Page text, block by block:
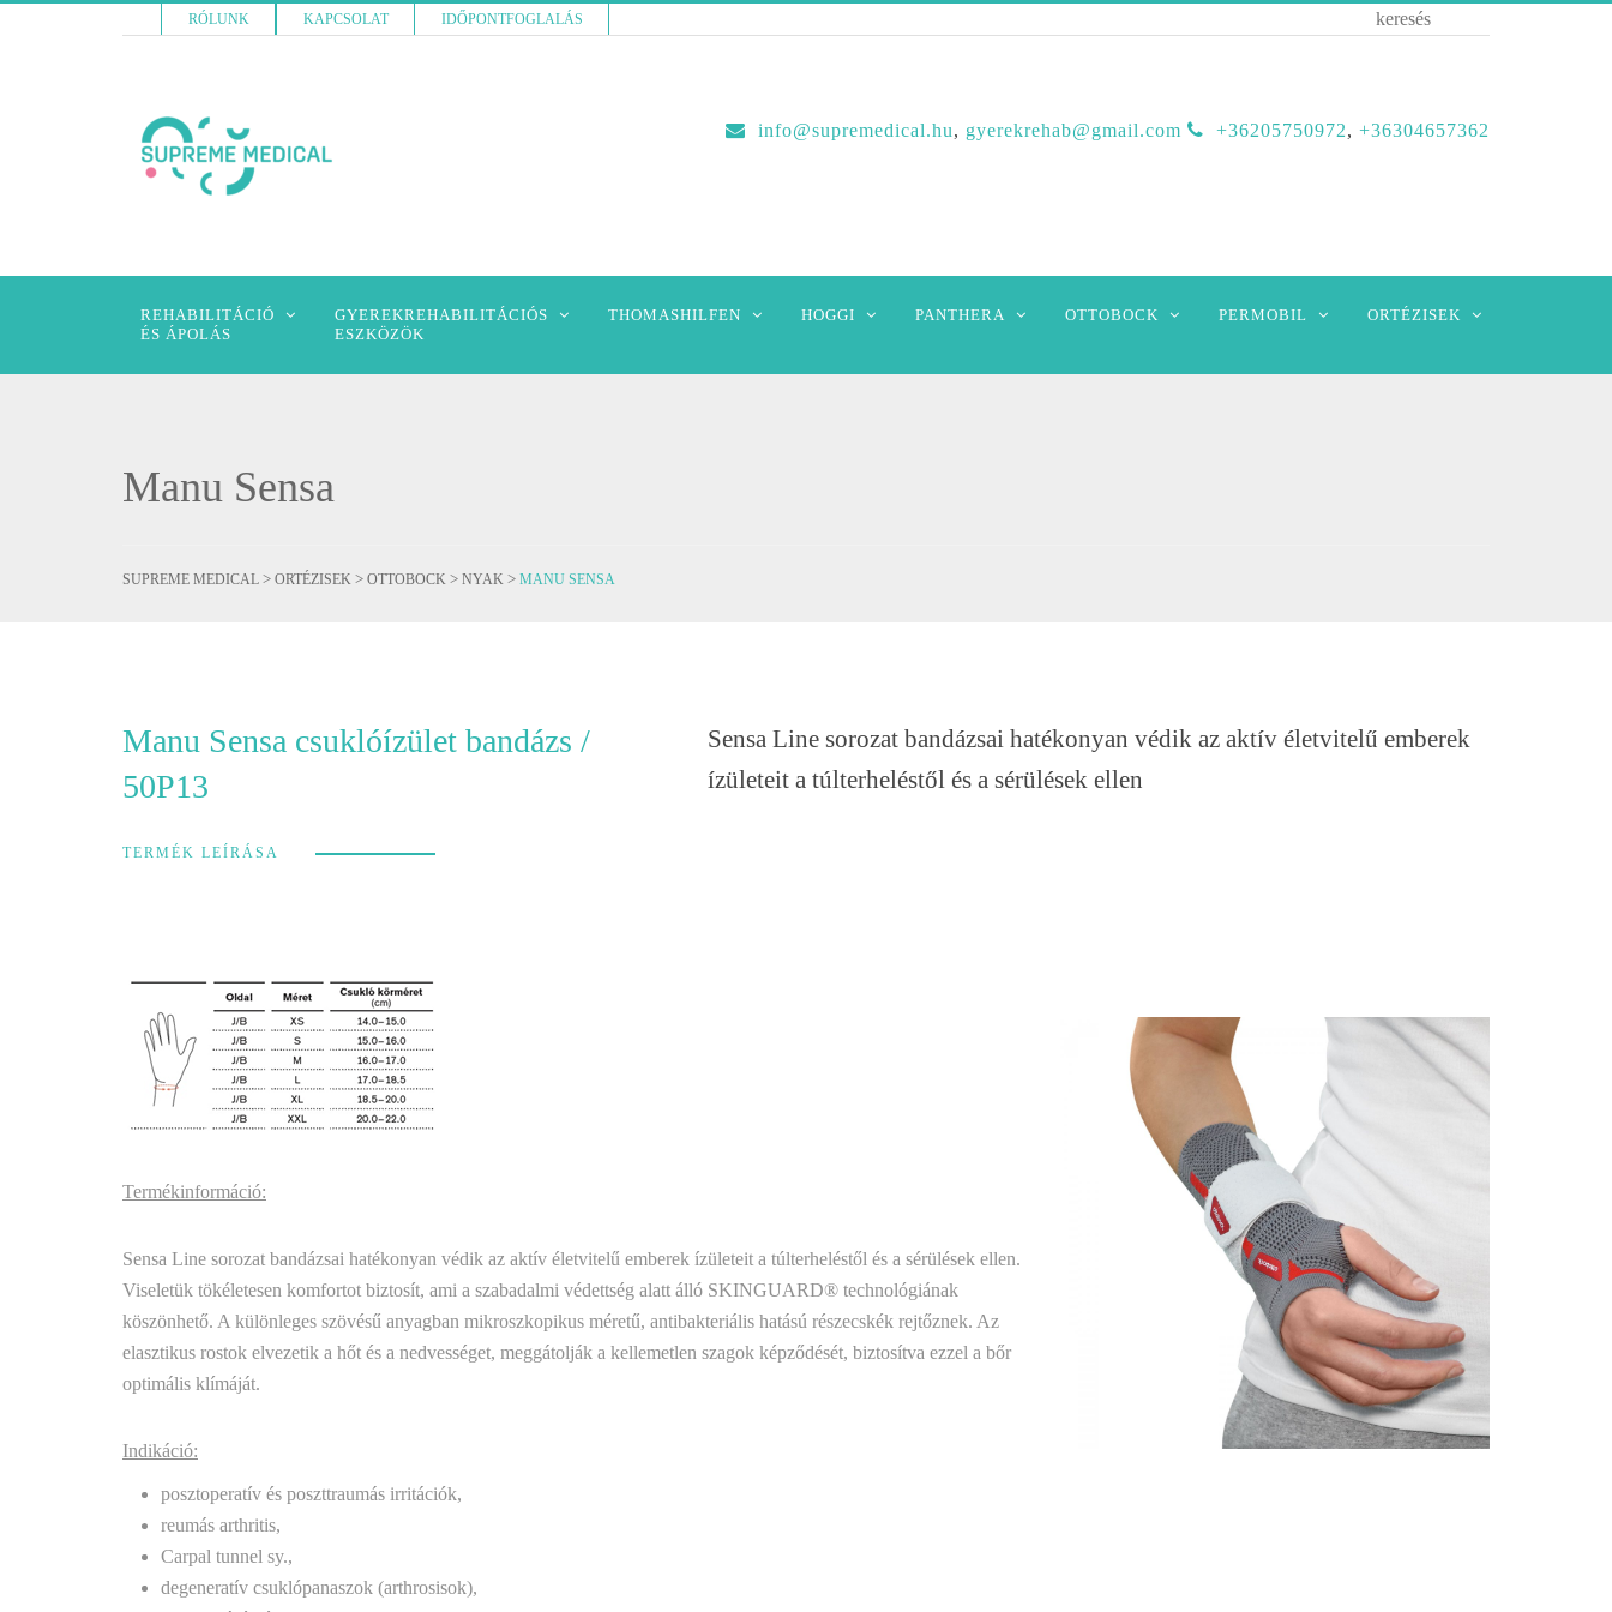
RÓLUNK KAPCSOLAT IDŐPONTFOGLALÁS
info@supremedical.hu, gyerekrehab@gmail.com +36205750972, +36304657362
REHABILITÁCIÓ
ÉS ÁPOLÁS
GYEREKREHABILITÁCIÓS
ESZKÖZÖK
THOMASHILFEN HOGGI PANTHERA OTTOBOCK PERMOBIL ORTÉZISEK
Manu Sensa
SUPREME MEDICAL > ORTÉZISEK > OTTOBOCK > NYAK > MANU SENSA
Manu Sensa csuklóízület bandázs /
50P13
TERMÉK LEÍRÁSA
Sensa Line sorozat bandázsai hatékonyan védik az aktív életvitelű emberek
ízületeit a túlterheléstől és a sérülések ellen
Termékinformáció:
Sensa Line sorozat bandázsai hatékonyan védik az aktív életvitelű emberek ízületeit a túlterheléstől és a sérülések ellen.
Viseletük tökéletesen komfortot biztosít, ami a szabadalmi védettség alatt álló SKINGUARD® technológiának
köszönhető. A különleges szövésű anyagban mikroszkopikus méretű, antibakteriális hatású részecskék rejtőznek. Az
elasztikus rostok elvezetik a hőt és a nedvességet, meggátolják a kellemetlen szagok képződését, biztosítva ezzel a bőr
optimális klímáját.
Indikáció:
posztoperatív és poszttraumás irritációk,
reumás arthritis,
Carpal tunnel sy.,
degeneratív csuklópanaszok (arthrosisok),